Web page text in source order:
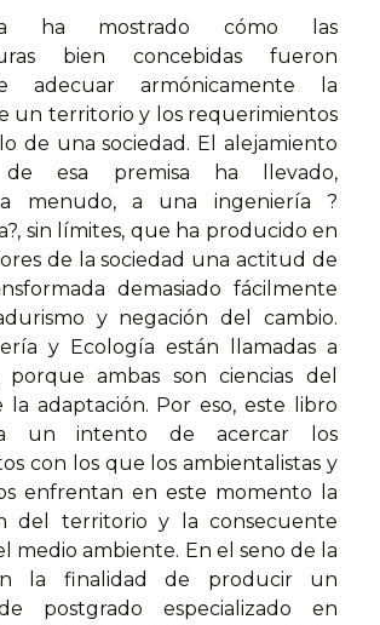
ha mostrado cómo las
bien concebidas fueron
adecuar armónicamente la
un territorio y los requerimientos
de una sociedad. El alejamiento
de esa premisa ha llevado,
a menudo, a una ingeniería ?
sin límites, que ha producido en
de la sociedad una actitud de
demasiado fácilmente
y negación del cambio.
y Ecología están llamadas a
porque ambas son ciencias del
la adaptación. Por eso, este libro
un intento de acercar los
con los que los ambientalistas y
enfrentan en este momento la
del territorio y la consecuente
medio ambiente. En el seno de la
la finalidad de producir un
postgrado especializado en